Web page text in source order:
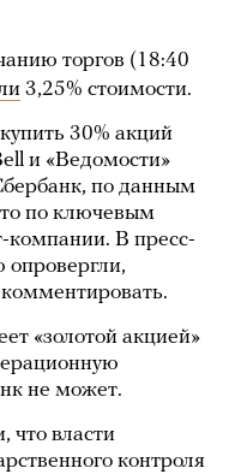
торгов (18:40
3,25% стоимости.
30% акций
и «Ведомости»
по данным
по ключевым
компании. В пресс-
«золотой акцией»
не может.
что власти
контроля